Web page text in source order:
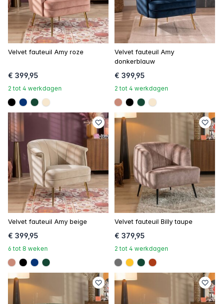
Velvet fauteuil Amy roze
€ 399,95
2 tot 4 werkdagen
#000000
#073475
#154734
#f7e7ce
Velvet fauteuil Amy
donkerblauw
€ 399,95
2 tot 4 werkdagen
#c98a78
#000000
#154734
#f7e7ce
Velvet fauteuil Amy beige
€ 399,95
6 tot 8 weken
#c98a78
#000000
#073475
#154734
Velvet fauteuil Billy taupe
€ 379,95
2 tot 4 werkdagen
#707070
#ffc42a
#154734
#ac3c17